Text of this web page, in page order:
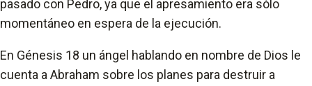
pasado con Pedro, ya que el apresamiento era sólo
momentáneo en espera de la ejecución.
En Génesis 18 un ángel hablando en nombre de Dios le
cuenta a Abraham sobre los planes para destruir a